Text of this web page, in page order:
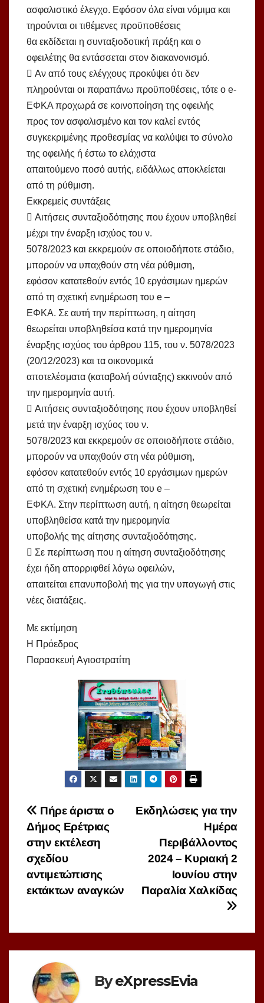
ασφαλιστικό έλεγχο. Εφόσον όλα είναι νόμιμα και
τηρούνται οι τιθέμενες προϋποθέσεις
θα εκδίδεται η συνταξιοδοτική πράξη και ο
οφειλέτης θα εντάσσεται στον διακανονισμό.
 Αν από τους ελέγχους προκύψει ότι δεν
πληρούνται οι παραπάνω προϋποθέσεις, τότε ο e-
ΕΦΚΑ προχωρά σε κοινοποίηση της οφειλής
προς τον ασφαλισμένο και τον καλεί εντός
συγκεκριμένης προθεσμίας να καλύψει το σύνολο
της οφειλής ή έστω το ελάχιστα
απαιτούμενο ποσό αυτής, ειδάλλως αποκλείεται
από τη ρύθμιση.
Εκκρεμείς συντάξεις
 Αιτήσεις συνταξιοδότησης που έχουν υποβληθεί
μέχρι την έναρξη ισχύος του ν.
5078/2023 και εκκρεμούν σε οποιοδήποτε στάδιο,
μπορούν να υπαχθούν στη νέα ρύθμιση,
εφόσον κατατεθούν εντός 10 εργάσιμων ημερών
από τη σχετική ενημέρωση του e –
ΕΦΚΑ. Σε αυτή την περίπτωση, η αίτηση
θεωρείται υποβληθείσα κατά την ημερομηνία
έναρξης ισχύος του άρθρου 115, του ν. 5078/2023
(20/12/2023) και τα οικονομικά
αποτελέσματα (καταβολή σύνταξης) εκκινούν από
την ημερομηνία αυτή.
 Αιτήσεις συνταξιοδότησης που έχουν υποβληθεί
μετά την έναρξη ισχύος του ν.
5078/2023 και εκκρεμούν σε οποιοδήποτε στάδιο,
μπορούν να υπαχθούν στη νέα ρύθμιση,
εφόσον κατατεθούν εντός 10 εργάσιμων ημερών
από τη σχετική ενημέρωση του e –
ΕΦΚΑ. Στην περίπτωση αυτή, η αίτηση θεωρείται
υποβληθείσα κατά την ημερομηνία
υποβολής της αίτησης συνταξιοδότησης.
 Σε περίπτωση που η αίτηση συνταξιοδότησης
έχει ήδη απορριφθεί λόγω οφειλών,
απαιτείται επανυποβολή της για την υπαγωγή στις
νέες διατάξεις.
Με εκτίμηση
Η Πρόεδρος
Παρασκευή Αγιοστρατίτη
Πλοήγηση
άρθρων
Εκδηλώσεις για την
Ημέρα
Περιβάλλοντος
2024 – Κυριακή 2
Ιουνίου στην
Παραλία Χαλκίδας
Πήρε άριστα ο
Δήμος Ερέτριας
στην εκτέλεση
σχεδίου
αντιμετώπισης
εκτάκτων αναγκών
ByeXpressEvia